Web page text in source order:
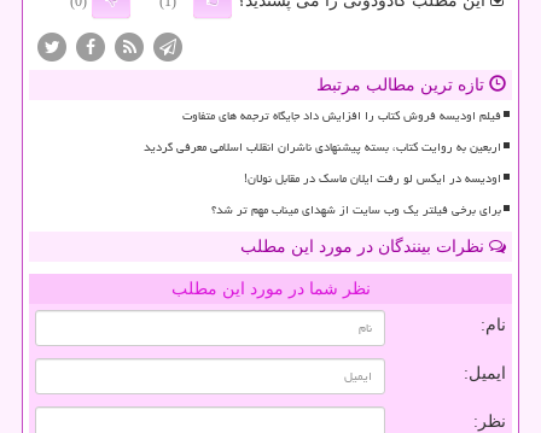
تازه ترین مطالب مرتبط
فیلم اودیسه فروش کتاب را افزایش داد جایگاه ترجمه های متفاوت
اربعین به روایت کتاب، بسته پیشنهادی ناشران انقلاب اسلامی معرفی گردید
اودیسه در ایکس لو رفت ایلان ماسک در مقابل نولان!
برای برخی فیلتر یک وب سایت از شهدای میناب مهم تر شد؟
نظرات بینندگان در مورد این مطلب
نظر شما در مورد این مطلب
نام:
ایمیل:
نظر: